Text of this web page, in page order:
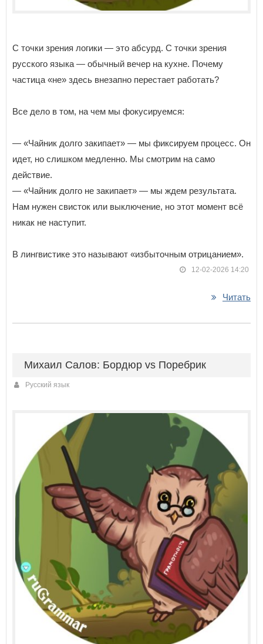
С точки зрения логики — это абсурд. С точки зрения
русского языка — обычный вечер на кухне. Почему
частица «не» здесь внезапно перестает работать?
Все дело в том, на чем мы фокусируемся:
— «Чайник долго закипает» — мы фиксируем процесс. Он
идет, но слишком медленно. Мы смотрим на само
действие.
— «Чайник долго не закипает» — мы ждем результата.
Нам нужен свисток или выключение, но этот момент всё
никак не наступит.
В лингвистике это называют «избыточным отрицанием».
12-02-2026 14:20
Читать
Михаил Салов: Бордюр vs Поребрик
Русский язык